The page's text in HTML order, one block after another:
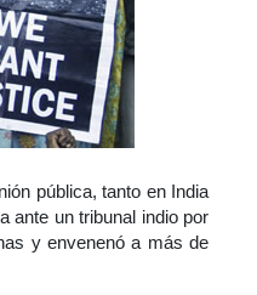
pública, tanto en India
ante un tribunal indio por
y envenenó a más de